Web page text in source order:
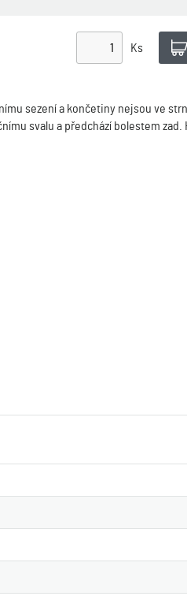
Ks
sezení a končetiny nejsou ve
svalu a předchází bolestem zad.